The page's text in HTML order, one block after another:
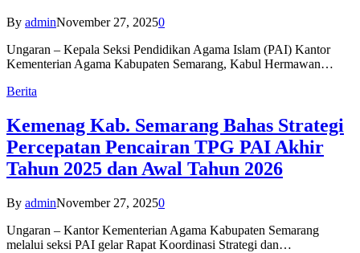
By adminNovember 27, 20250
Ungaran – Kepala Seksi Pendidikan Agama Islam (PAI) Kantor
Kementerian Agama Kabupaten Semarang, Kabul Hermawan…
Berita
Kemenag Kab. Semarang Bahas Strategi
Percepatan Pencairan TPG PAI Akhir
Tahun 2025 dan Awal Tahun 2026
By adminNovember 27, 20250
Ungaran – Kantor Kementerian Agama Kabupaten Semarang
melalui seksi PAI gelar Rapat Koordinasi Strategi dan…